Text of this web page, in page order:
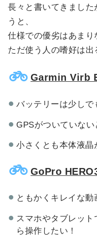
長々と書いてきまし
うと、
仕様での優劣はあまり
ただ使う人の嗜好は出
Garmin Virb
バッテリーは少しで
GPSがついていない
小さくとも本体液晶
GoPro
ともかくキレイな動
スマホやタブレッ
ら操作したい！